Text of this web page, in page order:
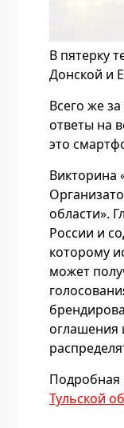
В пятерку
Донской и
Всего же
ответы на
это
Викторина
области».
России и
которому
может
оглашения
Подробная
Тульской